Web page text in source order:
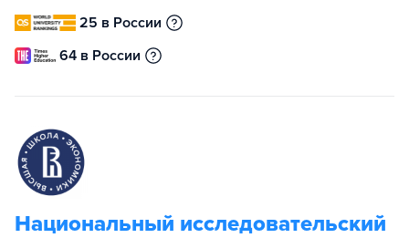
25 в России
64 в России
Национальный исследовательский